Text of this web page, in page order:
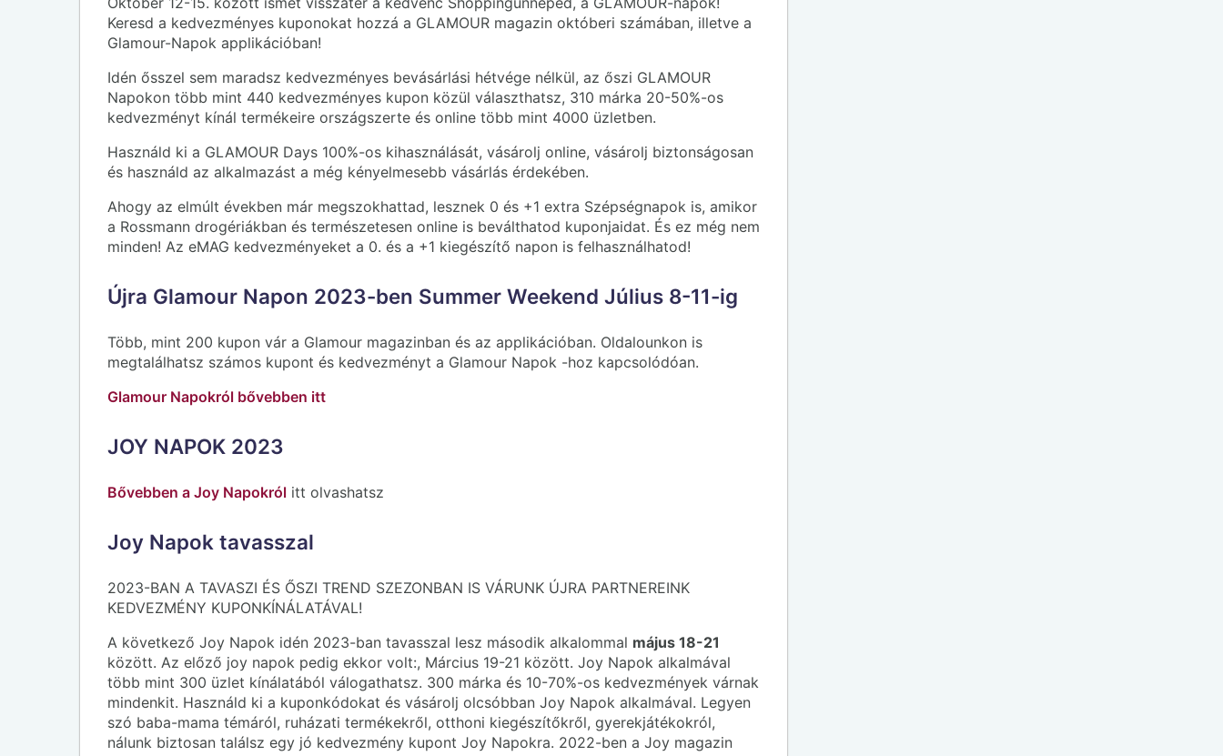
Keresd a kedvezményes kuponokat hozzá a GLAMOUR magazin októberi számában, illetve a
Glamour-Napok applikációban!
Idén ősszel sem maradsz kedvezményes bevásárlási hétvége nélkül, az őszi GLAMOUR
Napokon több mint 440 kedvezményes kupon közül választhatsz, 310 márka 20-50%-os
kedvezményt kínál termékeire országszerte és online több mint 4000 üzletben.
Használd ki a GLAMOUR Days 100%-os kihasználását, vásárolj online, vásárolj biztonságosan
és használd az alkalmazást a még kényelmesebb vásárlás érdekében.
Ahogy az elmúlt években már megszokhattad, lesznek 0 és +1 extra Szépségnapok is, amikor
a Rossmann drogériákban és természetesen online is beválthatod kuponjaidat. És ez még nem
minden! Az eMAG kedvezményeket a 0. és a +1 kiegészítő napon is felhasználhatod!
Újra Glamour Napon 2023-ben Summer Weekend Július 8-11-ig
Több, mint 200 kupon vár a Glamour magazinban és az applikációban. Oldalounkon is
megtalálhatsz számos kupont és kedvezményt a Glamour Napok -hoz kapcsolódóan.
Glamour Napokról bővebben itt
JOY NAPOK 2023
Bővebben a Joy Napokról itt olvashatsz
Joy Napok tavasszal
2023-BAN A TAVASZI ÉS ŐSZI TREND SZEZONBAN IS VÁRUNK ÚJRA PARTNEREINK
KEDVEZMÉNY KUPONKÍNÁLATÁVAL!
A következő Joy Napok idén 2023-ban tavasszal lesz második alkalommal május 18-21
között. Az előző joy napok pedig ekkor volt:, Március 19-21 között. Joy Napok alkalmával
több mint 300 üzlet kínálatából válogathatsz. 300 márka és 10-70%-os kedvezmények várnak
mindenkit. Használd ki a kuponkódokat és vásárolj olcsóbban Joy Napok alkalmával. Legyen
szó baba-mama témáról, ruházati termékekről, otthoni kiegészítőkről, gyerekjátékokról,
nálunk biztosan találsz egy jó kedvezmény kupont Joy Napokra. 2022-ben a Joy magazin